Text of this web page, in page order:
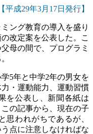
平成29年3月17日発行】
ング教育の導入を盛り
改定案を公表した。こ
母の間で、プログラミ
5年と中学2年の男女を
・運動能力、運動習慣
を公表し、新聞各紙は
の記事から、現在の子
思われがちであるが、
点に注意しなければな